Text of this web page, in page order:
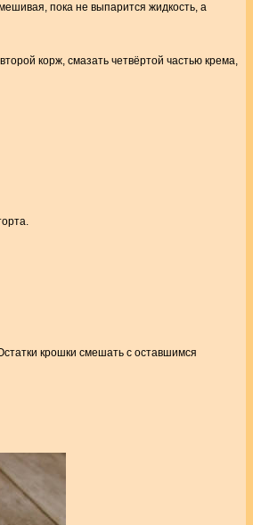
пока не выпарится жидкость, а
корж, смазать четвёртой частью крема,
крошки смешать с оставшимся